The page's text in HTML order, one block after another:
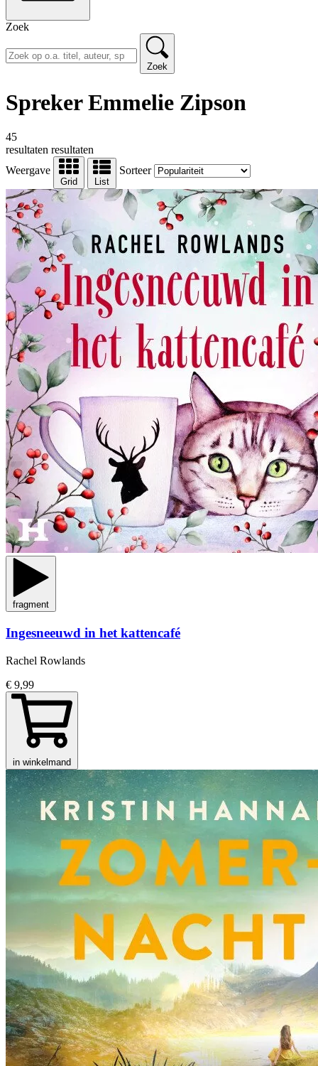
Zoek
Zoek
Spreker Emmelie Zipson
45
resultaten resultaten
Weergave
Grid List
Sorteer
fragment
Ingesneeuwd in het kattencafé
Rachel Rowlands
€ 9,99
in winkelmand